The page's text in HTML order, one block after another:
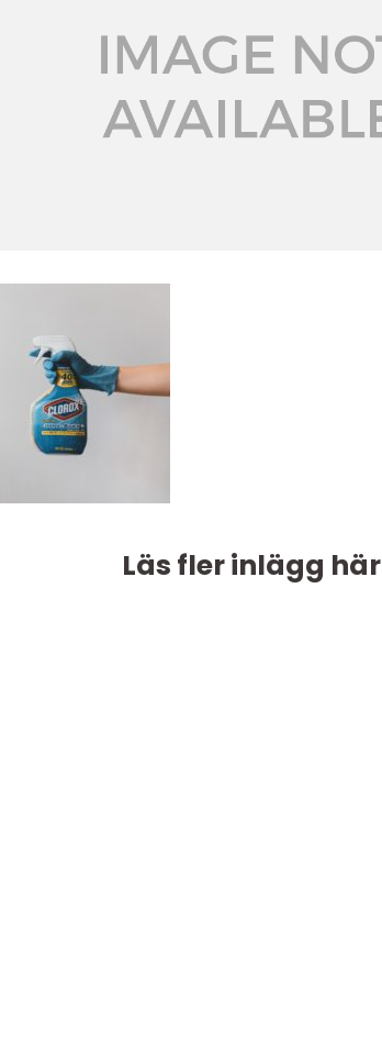
Läs fler inlägg här